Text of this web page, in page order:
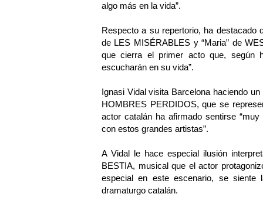
algo más en la vida”.
Respecto a su repertorio, ha destacado
de LES MISÉRABLES y “Maria” de
que cierra el primer acto que, según
escucharán en su vida”.
Ignasi Vidal visita Barcelona haciendo
HOMBRES PERDIDOS, que se
actor catalán ha afirmado sentirse
con estos grandes artistas”.
A Vidal le hace especial ilusión
BESTIA, musical que el actor
especial en este escenario, se
dramaturgo catalán.